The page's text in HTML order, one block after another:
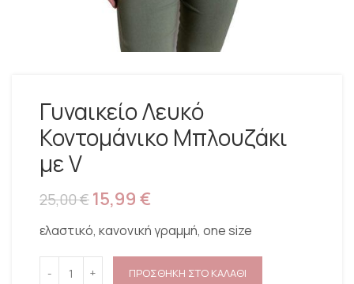
Γυναικείο Λευκό
Κοντομάνικο Μπλουζάκι
με V
25,00€15,99 €
ελαστικό, κανονική γραμμή, one size
ΠΡΟΣΘΗΚΗ ΣΤΟ ΚΑΛΑΘΙ